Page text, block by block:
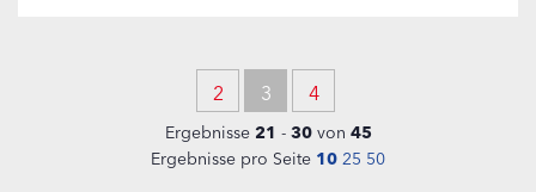
2 3 4
Ergebnisse 21 - 30von 45
Ergebnisse pro Seite 10 25 50